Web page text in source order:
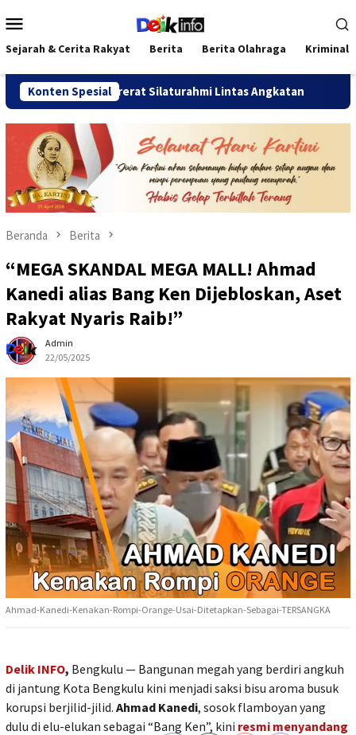
ke
kontenMobile
Sejarah & Cerita Rakyat Berita Berita Olahraga Kriminal
Konten Spesial
Pererat Silaturahmi Lintas Angkatan Jalan Sehat
Beranda Berita
“MEGA SKANDAL MEGA MALL! Ahmad
Kanedi alias Bang Ken Dijebloskan, Aset
Rakyat Nyaris Raib!”
Admin
22/05/2025
Ahmad-Kanedi-Kenakan-Rompi-Orange-Usai-Ditetapkan-Sebagai-TERSANGKA
Delik INFO, Bengkulu — Bangunan megah yang berdiri angkuh
di jantung Kota Bengkulu kini menjadi saksi bisu aroma busuk
korupsi berjilid-jilid. Ahmad Kanedi, sosok flamboyan yang
dulu di elu-elukan sebagai “Bang Ken”, kini resmi menyandang